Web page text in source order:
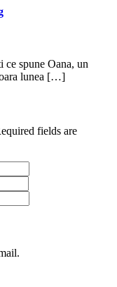
spune Oana, un
oara lunea […]
fields are